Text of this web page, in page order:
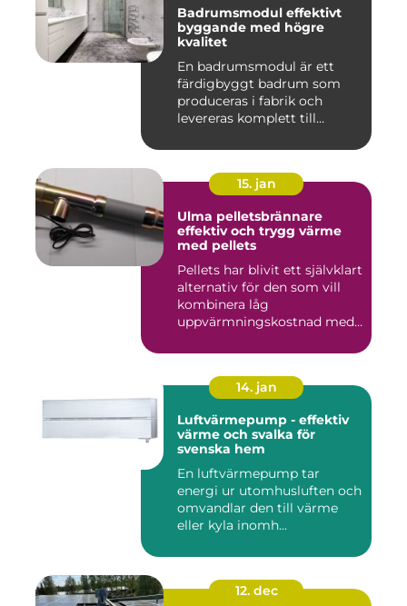
Badrumsmodul effektivt
byggande med högre
kvalitet
En badrumsmodul är ett
färdigbyggt badrum som
produceras i fabrik och
levereras komplett till
15. jan
Ulma pelletsbrännare
effektiv och trygg värme
med pellets
Pellets har blivit ett självklart
alternativ för den som vill
kombinera låg
uppvärmningskostnad med
14. jan
Luftvärmepump - effektiv
värme och svalka för
svenska hem
En luftvärmepump tar
energi ur utomhusluften och
omvandlar den till värme
eller kyla inomh...
12. dec